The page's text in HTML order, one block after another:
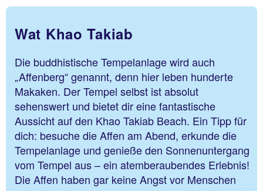
Wat Khao Takiab
Die buddhistische Tempelanlage wird auch
„Affenberg“ genannt, denn hier leben hunderte
Makaken. Der Tempel selbst ist absolut
sehenswert und bietet dir eine fantastische
Aussicht auf den Khao Takiab Beach. Ein Tipp für
dich: besuche die Affen am Abend, erkunde die
Tempelanlage und genieße den Sonnenuntergang
vom Tempel aus – ein atemberaubendes Erlebnis!
Die Affen haben gar keine Angst vor Menschen